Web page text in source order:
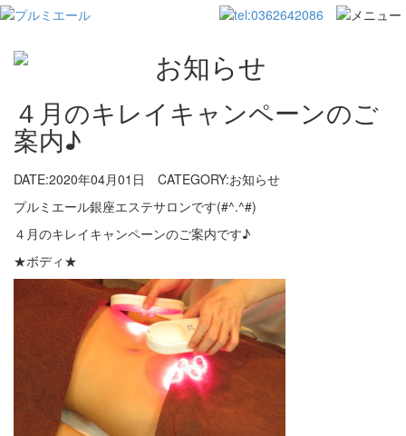
４月のキレイキャンペーンのご
案内♪
DATE:2020年04月01日
CATEGORY:お知らせ
プルミエール銀座エステサロンです(#^.^#)
４月のキレイキャンペーンのご案内です♪
★ボディ★